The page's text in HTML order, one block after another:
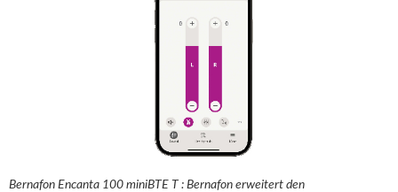
Bernafon Encanta 100 miniBTE T : Bernafon erweitert den